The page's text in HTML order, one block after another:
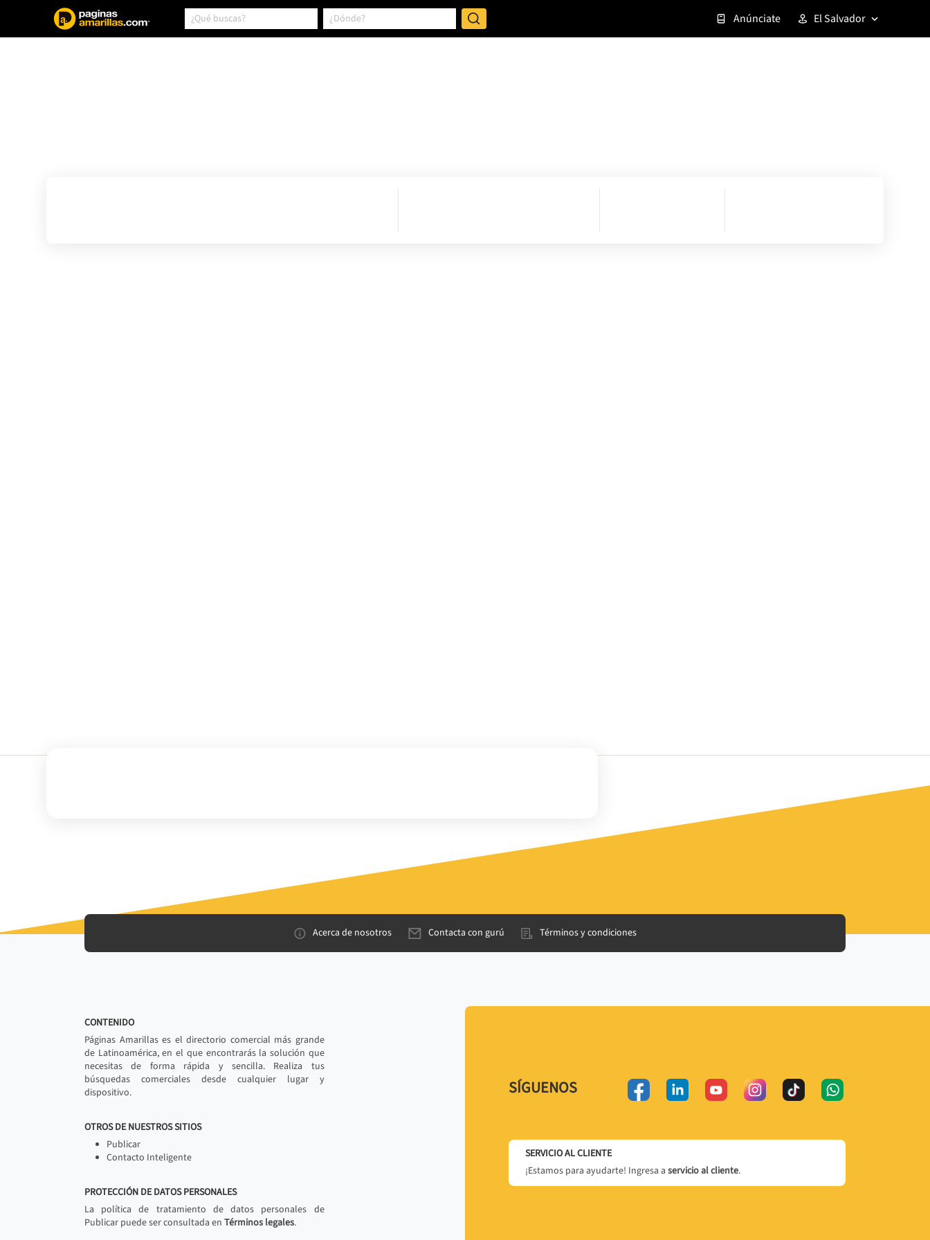
Anúnciate El Salvador
Acerca de nosotros Contacta con gurú Términos y condiciones
CONTENIDO
Páginas Amarillas es el directorio comercial más grande
de Latinoamérica, en el que encontrarás la solución que
necesitas de forma rápida y sencilla. Realiza tus
búsquedas comerciales desde cualquier lugar y
dispositivo.
OTROS DE NUESTROS SITIOS
Publicar
Contacto Inteligente
PROTECCIÓN DE DATOS PERSONALES
La política de tratamiento de datos personales de
Publicar puede ser consultada en Términos legales.
SÍGUENOS
SERVICIO AL CLIENTE
¡Estamos para ayudarte! Ingresa a servicio al cliente.